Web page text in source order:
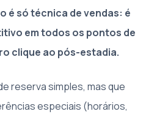
é só técnica de vendas: é
em todos os pontos de
clique ao pós-estadia.
reserva simples, mas que
especiais (horários,